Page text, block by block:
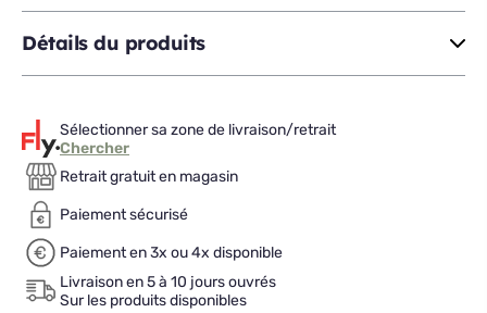
Détails du produits
Sélectionner sa zone de livraison/retrait
Chercher
Retrait gratuit en magasin
Paiement sécurisé
Paiement en 3x ou 4x disponible
Livraison en 5 à 10 jours ouvrés
Sur les produits disponibles